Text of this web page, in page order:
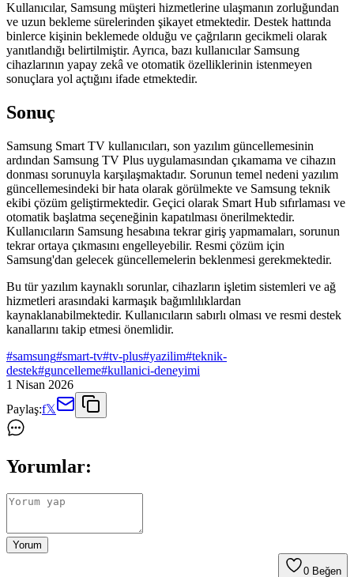
Kullanıcılar, Samsung müşteri hizmetlerine ulaşmanın zorluğundan
ve uzun bekleme sürelerinden şikayet etmektedir. Destek hattında
binlerce kişinin beklemede olduğu ve çağrıların gecikmeli olarak
yanıtlandığı belirtilmiştir. Ayrıca, bazı kullanıcılar Samsung
cihazlarının yapay zekâ ve otomatik özelliklerinin istenmeyen
sonuçlara yol açtığını ifade etmektedir.
Sonuç
Samsung Smart TV kullanıcıları, son yazılım güncellemesinin
ardından Samsung TV Plus uygulamasından çıkamama ve cihazın
donması sorunuyla karşılaşmaktadır. Sorunun temel nedeni yazılım
güncellemesindeki bir hata olarak görülmekte ve Samsung teknik
ekibi çözüm geliştirmektedir. Geçici olarak Smart Hub sıfırlaması ve
otomatik başlatma seçeneğinin kapatılması önerilmektedir.
Kullanıcıların Samsung hesabına tekrar giriş yapmamaları, sorunun
tekrar ortaya çıkmasını engelleyebilir. Resmi çözüm için
Samsung'dan gelecek güncellemelerin beklenmesi gerekmektedir.
Bu tür yazılım kaynaklı sorunlar, cihazların işletim sistemleri ve ağ
hizmetleri arasındaki karmaşık bağımlılıklardan
kaynaklanabilmektedir. Kullanıcıların sabırlı olması ve resmi destek
kanallarını takip etmesi önemlidir.
#samsung#smart-tv#tv-plus#yazilim#teknik-
destek#guncelleme#kullanici-deneyimi
1 Nisan 2026
Paylaş:f𝕏
Yorumlar:
Yorum
0 Beğen